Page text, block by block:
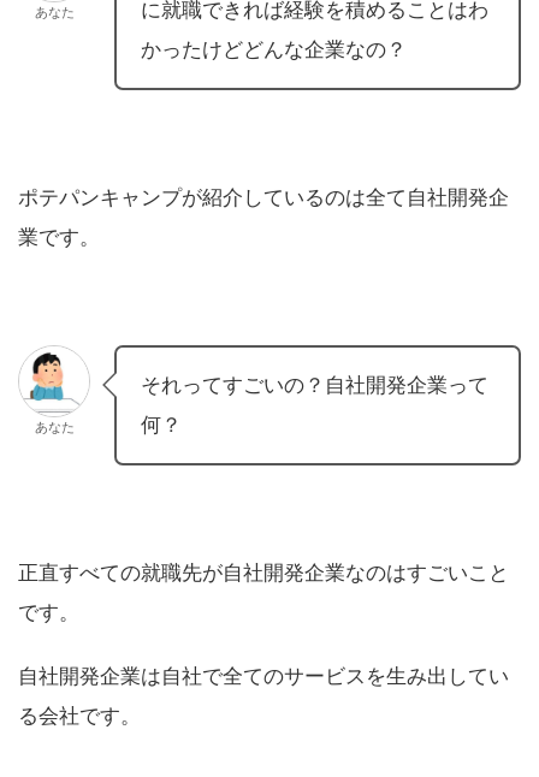
あなた
に就職できれば経験を積めることはわ
かったけどどんな企業なの？
ポテパンキャンプが紹介しているのは全て自社開発企
業です。
あなた
それってすごいの？自社開発企業って
何？
正直すべての就職先が自社開発企業なのはすごいこと
です。
自社開発企業は自社で全てのサービスを生み出してい
る会社です。